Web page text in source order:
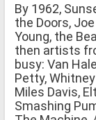
By 1962,
the Doors,
Young, the
then artists
busy: Van
Petty,
Miles Davis,
Smashing